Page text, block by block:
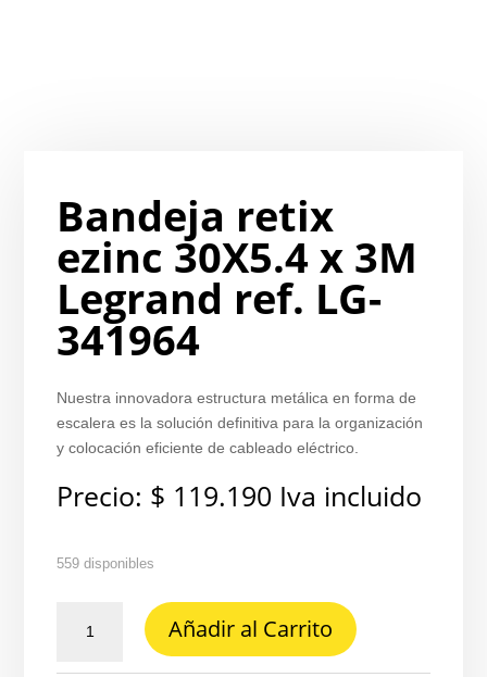
Bandeja retix
ezinc 30X5.4 x 3M
Legrand ref. LG-
341964
Nuestra innovadora estructura metálica en forma de
escalera es la solución definitiva para la organización
y colocación eficiente de cableado eléctrico.
Precio: $ 119.190 Iva incluido
559 disponibles
retix
Añadir al Carrito